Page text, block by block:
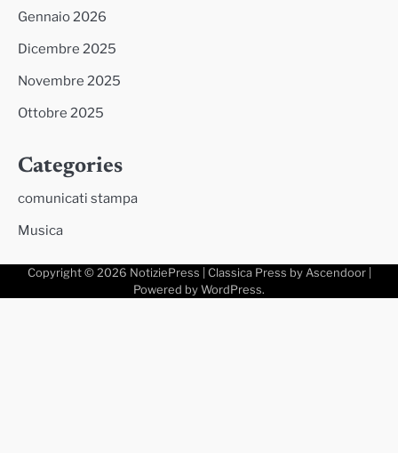
Gennaio 2026
Dicembre 2025
Novembre 2025
Ottobre 2025
Categories
comunicati stampa
Musica
Copyright © 2026 NotiziePress | Classica Press by Ascendoor|
Powered by WordPress.